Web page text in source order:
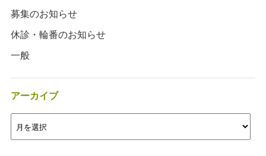
募集のお知らせ
休診・輪番のお知らせ
一般
アーカイブ